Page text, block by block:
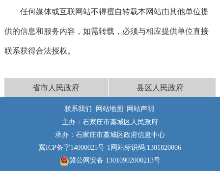
任何媒体或互联网站不得擅自转载本网站由其他单位提
供的信息和服务内容，如需转载，必须与相应提供单位直接
联系获得合法授权。
省市人民政府 县区人民政府
联系我们 | 网站地图 | 网站声明
主办：石家庄市藁城区人民政府
承办：石家庄市藁城区政府信息中心
冀ICP备字14000025号-1网站标识码:1301820006
冀公网安备 13010902000213号